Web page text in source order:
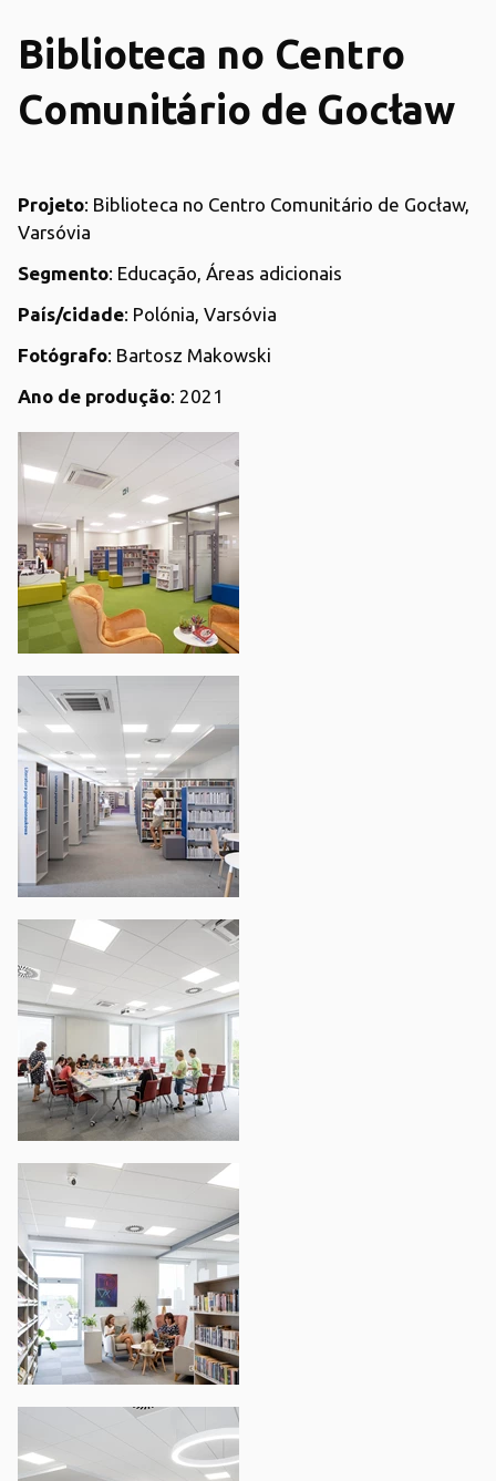
Biblioteca no Centro
Comunitário de Gocław
Projeto: Biblioteca no Centro Comunitário de Gocław,
Varsóvia
Segmento: Educação, Áreas adicionais
País/cidade: Polónia, Varsóvia
Fotógrafo: Bartosz Makowski
Ano de produção: 2021